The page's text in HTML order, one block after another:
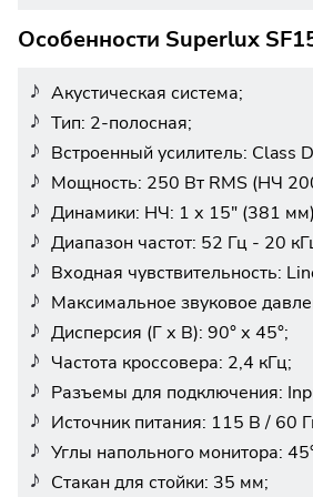
Особенности Superlux
Акустическая система;
Тип: 2-полосная;
Встроенный усилитель: Class
Мощность: 250 Вт RMS (НЧ
Динамики: НЧ: 1 х 15" (381
Диапазон частот: 52 Гц - 20
Входная чувствительность:
Максимальное звуковое
Дисперсия (Г х В): 90° х 45°;
Частота кроссовера: 2,4 кГц;
Разъемы для подключения:
Источник питания: 115 В / 60
Углы напольного монитора:
Стакан для стойки: 35 мм;